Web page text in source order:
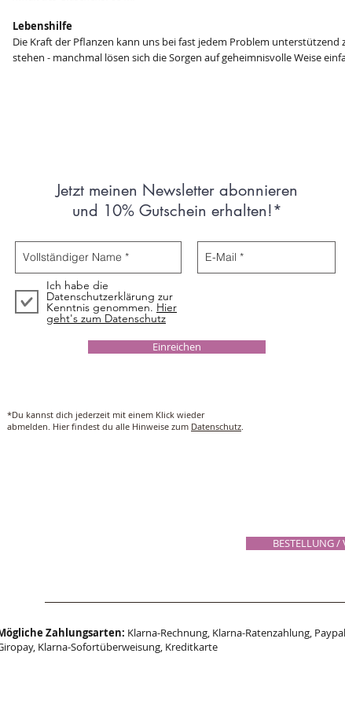
Lebenshilfe
Die Kraft der Pflanzen kann uns bei fast jedem Problem unterstützend
stehen - manchmal lösen sich die Sorgen auf geheimnisvolle Weise
Jetzt meinen Newsletter abonnieren
und 10% Gutschein erhalten!*
Ich habe die
Datenschutzerklärung zur
Kenntnis genommen. Hier
geht's zum Datenschutz
Einreichen
*Du kannst dich jederzeit mit einem Klick wieder
abmelden. Hier findest du alle Hinweise zum Datenschutz.
BESTELLUNG /
Zahlungsarten: Klarna-Rechnung, Klarna-Ratenzahlung,
Klarna-Sofortüberweisung, Kreditkarte